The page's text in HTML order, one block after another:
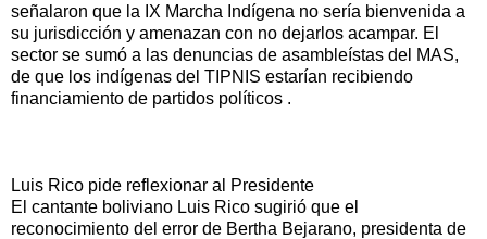
señalaron que la IX Marcha Indígena no sería bienvenida a
su jurisdicción y amenazan con no dejarlos acampar. El
sector se sumó a las denuncias de asambleístas del MAS,
de que los indígenas del TIPNIS estarían recibiendo
financiamiento de partidos políticos .
Luis Rico pide reflexionar al Presidente
El cantante boliviano Luis Rico sugirió que el
reconocimiento del error de Bertha Bejarano, presidenta de